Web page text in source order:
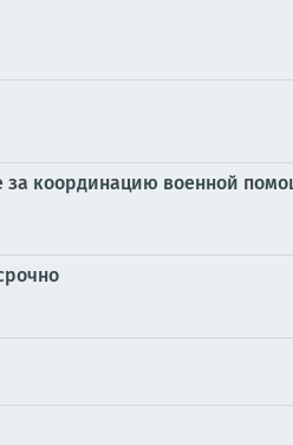
за координацию военной